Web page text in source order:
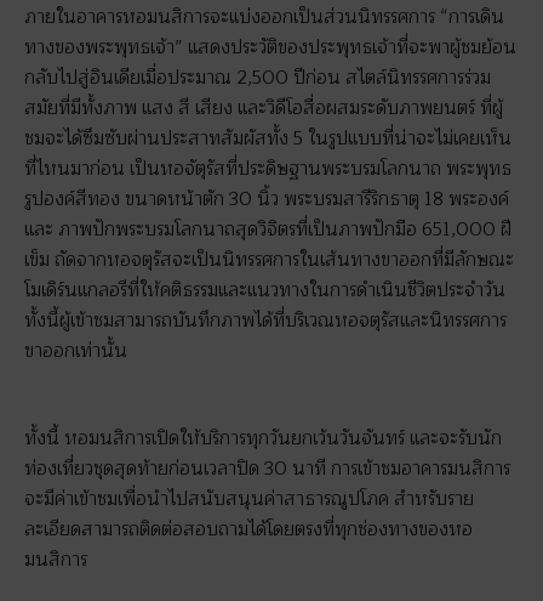
ภายในอาคารหอมนสิการจะแบ่งออกเป็นส่วนนิทรรศการ “การเดิน
ทางของพระพุทธเจ้า” แสดงประวัติของประพุทธเจ้าที่จะพาผู้ชมย้อน
กลับไปสู่อินเดียเมื่อประมาณ 2,500 ปีก่อน สไตล์นิทรรศการร่วม
สมัยที่มีทั้งภาพ แสง สี เสียง และวิดีโอสื่อผสมระดับภาพยนตร์ ที่ผู้
ชมจะได้ซึมซับผ่านประสาทสัมผัสทั้ง 5 ในรูปแบบที่น่าจะไม่เคยเห็น
ที่ไหนมาก่อน เป็นหอจัตุรัสที่ประดิษฐานพระบรมโลกนาถ พระพุทธ
รูปองค์สีทอง ขนาดหน้าตัก 30 นิ้ว พระบรมสารีริกธาตุ 18 พระองค์
และ ภาพปักพระบรมโลกนาถสุดวิจิตรที่เป็นภาพปักมือ 651,000 ฝี
เข็ม ถัดจากหอจตุรัสจะเป็นนิทรรศการในเส้นทางขาออกที่มีลักษณะ
โมเดิร์นแกลอรีที่ให้คติธรรมและแนวทางในการดำเนินชีวิตประจำวัน
ทั้งนี้ผู้เข้าชมสามารถบันทึกภาพได้ที่บริเวณหอจตุรัสและนิทรรศการ
ขาออกเท่านั้น
ทั้งนี้ หอมนสิการเปิดให้บริการทุกวันยกเว้นวันจันทร์ และจะรับนัก
ท่องเที่ยวชุดสุดท้ายก่อนเวลาปิด 30 นาที การเข้าชมอาคารมนสิการ
จะมีค่าเข้าชมเพื่อนำไปสนับสนุนค่าสาธารณูปโภค สำหรับราย
ละเอียดสามารถติดต่อสอบถามได้โดยตรงที่ทุกช่องทางของหอ
มนสิการ